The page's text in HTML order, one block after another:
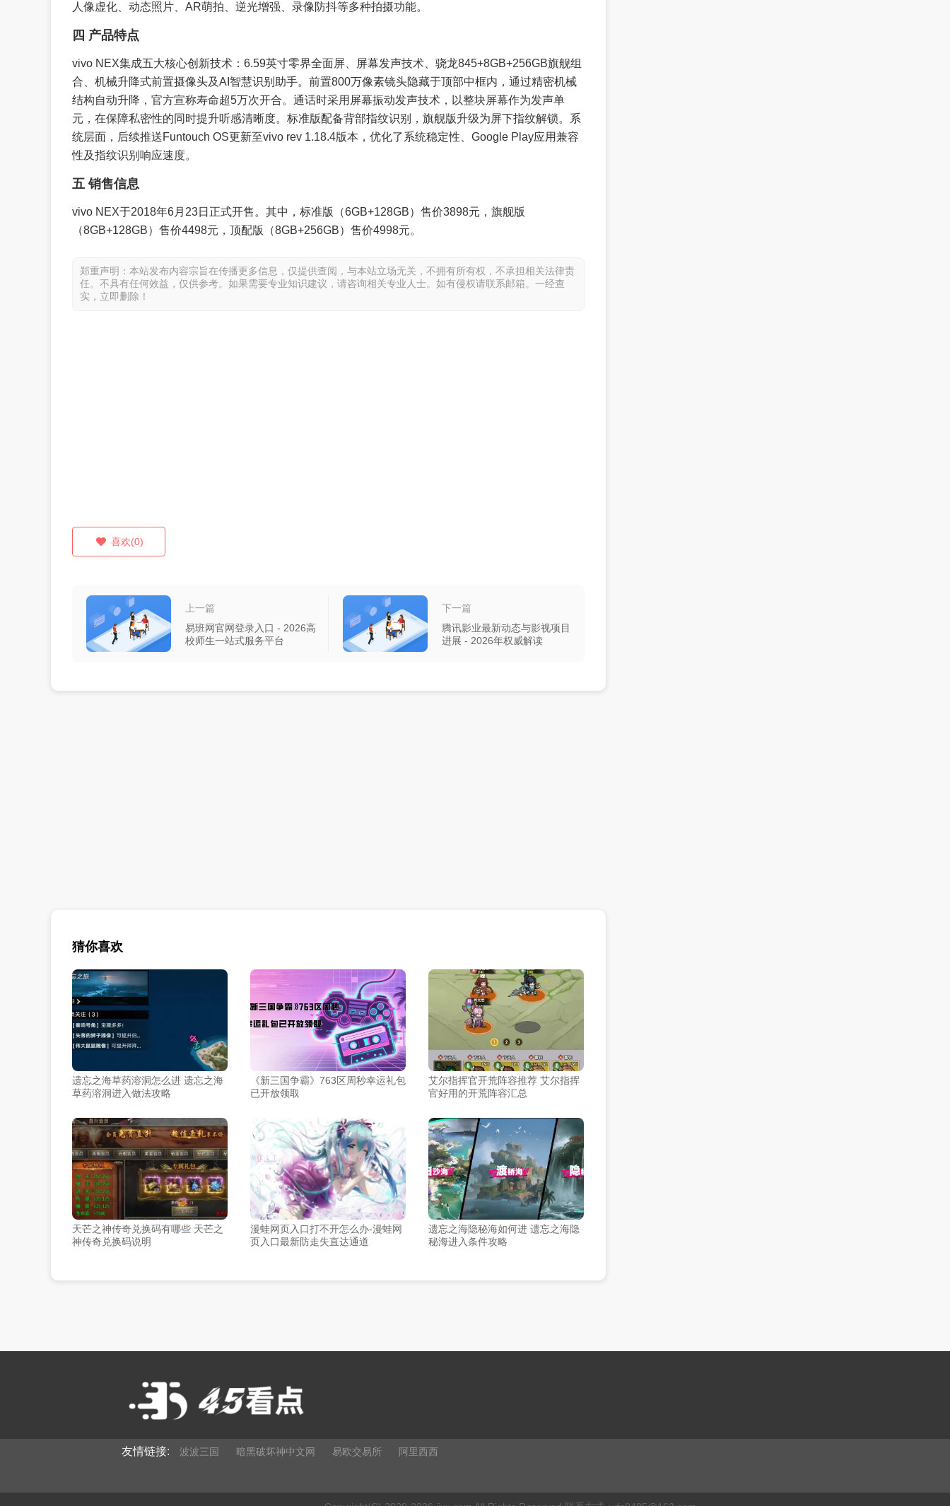
人像虚化、动态照片、AR萌拍、逆光增强、录像防抖等多种拍摄功能。
四 产品特点
vivo NEX集成五大核心创新技术：6.59英寸零界全面屏、屏幕发声技术、骁龙845+8GB+256GB旗舰组
合、机械升降式前置摄像头及AI智慧识别助手。前置800万像素镜头隐藏于顶部中框内，通过精密机械
结构自动升降，官方宣称寿命超5万次开合。通话时采用屏幕振动发声技术，以整块屏幕作为发声单
元，在保障私密性的同时提升听感清晰度。标准版配备背部指纹识别，旗舰版升级为屏下指纹解锁。系
统层面，后续推送Funtouch OS更新至vivo rev 1.18.4版本，优化了系统稳定性、Google Play应用兼容
性及指纹识别响应速度。
五 销售信息
vivo NEX于2018年6月23日正式开售。其中，标准版（6GB+128GB）售价3898元，旗舰版
（8GB+128GB）售价4498元，顶配版（8GB+256GB）售价4998元。
郑重声明：本站发布内容宗旨在传播更多信息，仅提供查阅，与本站立场无关，不拥有所有权，不承担相关法律责
任。不具有任何效益，仅供参考。如果需要专业知识建议，请咨询相关专业人士。如有侵权请联系邮箱。一经查
实，立即删除！
喜欢(0)
上一篇
易班网官网登录入口 - 2026高
校师生一站式服务平台
下一篇
腾讯影业最新动态与影视项目
进展 - 2026年权威解读
猜你喜欢
遗忘之海草药溶洞怎么进 遗忘之海
草药溶洞进入做法攻略
《新三国争霸》763区周秒幸运礼包
已开放领取
艾尔指挥官开荒阵容推荐 艾尔指挥
官好用的开荒阵容汇总
天芒之神传奇兑换码有哪些 天芒之
神传奇兑换码说明
漫蛙网页入口打不开怎么办-漫蛙网
页入口最新防走失直达通道
遗忘之海隐秘海如何进 遗忘之海隐
秘海进入条件攻略
友情链接: 波波三国 暗黑破坏神中文网 易欧交易所 阿里西西